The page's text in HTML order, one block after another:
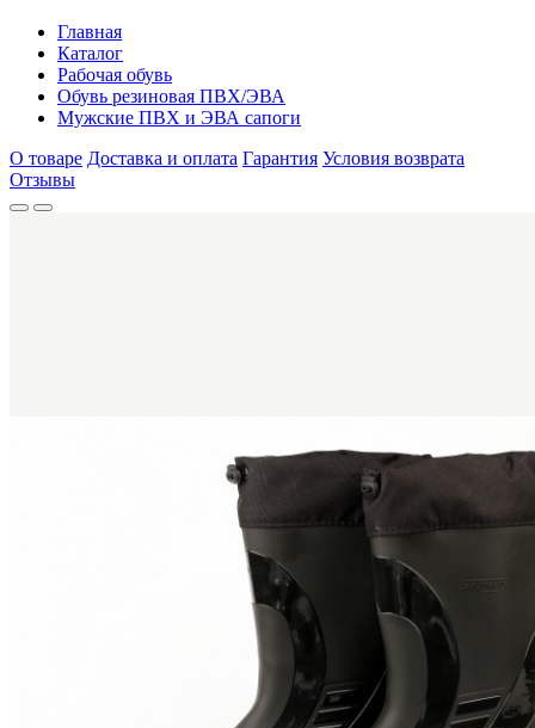
Главная
Каталог
Рабочая обувь
Обувь резиновая ПВХ/ЭВА
Мужские ПВХ и ЭВА сапоги
О товаре Доставка и оплата Гарантия Условия возврата
Отзывы